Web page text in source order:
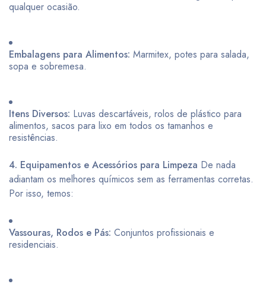
qualquer ocasião.
Embalagens para Alimentos: Marmitex, potes para salada,
sopa e sobremesa.
Itens Diversos: Luvas descartáveis, rolos de plástico para
alimentos, sacos para lixo em todos os tamanhos e
resistências.
4. Equipamentos e Acessórios para Limpeza De nada
adiantam os melhores químicos sem as ferramentas corretas.
Por isso, temos:
Vassouras, Rodos e Pás: Conjuntos profissionais e
residenciais.